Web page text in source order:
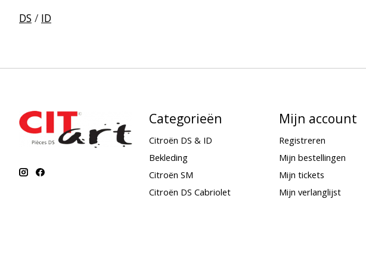
DS / ID
Categorieën
Citroën DS & ID
Bekleding
Citroën SM
Citroën DS Cabriolet
Mijn account
Registreren
Mijn bestellingen
Mijn tickets
Mijn verlanglijst